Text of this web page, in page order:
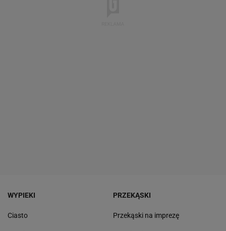
WYPIEKI
Ciasto
PRZEKĄSKI
Przekąski na imprezę